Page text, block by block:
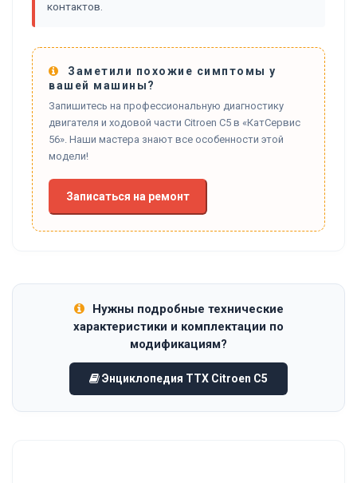
контактов.
Заметили похожие симптомы у
вашей машины?
Запишитесь на профессиональную диагностику
двигателя и ходовой части Citroen C5 в «КатСервис
56». Наши мастера знают все особенности этой
модели!
Записаться на ремонт
Нужны подробные технические
характеристики и комплектации по
модификациям?
Энциклопедия ТТХ Citroen C5